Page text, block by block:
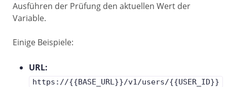
Ausführen der Prüfung den aktuellen Wert der
Variable.
Einige Beispiele:
URL:
https://{{BASE_URL}}/v1/users/{{USER_ID}}